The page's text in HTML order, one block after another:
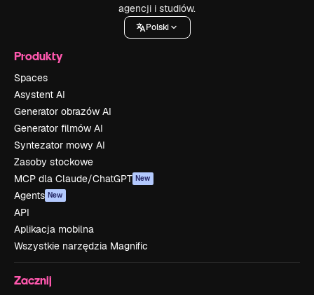
agencji i studiów.
Polski
Produkty
Spaces
Asystent AI
Generator obrazów AI
Generator filmów AI
Syntezator mowy AI
Zasoby stockowe
MCP dla Claude/ChatGPT New
Agents New
API
Aplikacja mobilna
Wszystkie narzędzia Magnific
Zacznij